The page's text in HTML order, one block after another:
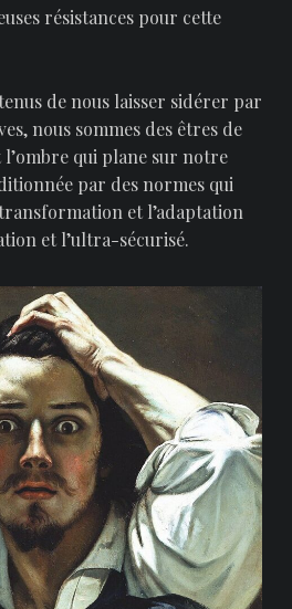
résistances pour cette
de nous laisser sidérer par
nous sommes des êtres de
qui plane sur notre
par des normes qui
et l’adaptation
et l’ultra-sécurisé.